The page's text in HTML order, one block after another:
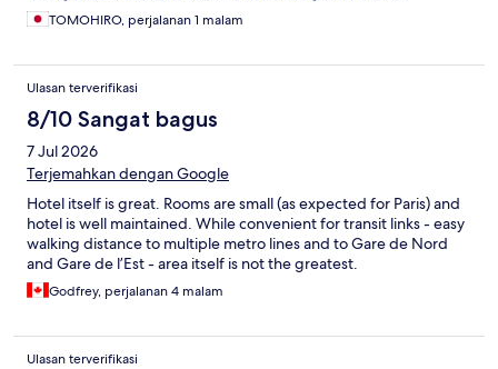
TOMOHIRO, perjalanan 1 malam
Ulasan terverifikasi
8/10 Sangat bagus
7 Jul 2026
Terjemahkan dengan Google
Hotel itself is great. Rooms are small (as expected for Paris) and
hotel is well maintained. While convenient for transit links - easy
walking distance to multiple metro lines and to Gare de Nord
and Gare de l’Est - area itself is not the greatest.
Godfrey, perjalanan 4 malam
Ulasan terverifikasi